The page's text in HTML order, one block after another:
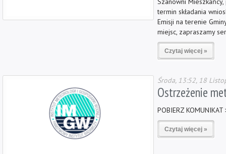
termin składania
Emisji na terenie
miejsc, zapraszamy
Czytaj więcej »
Środa, 13:52, 18
Ostrzeżenie
POBIERZ KOMUNIKAT
Czytaj więcej »